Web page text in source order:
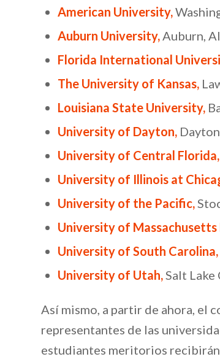
American University,
Auburn University,Auburn,
Florida International
The University of Kansas,
Louisiana State University,
University of Dayton,
University of Central Florida,
University of Illinois at
University of the Pacific,
University of Massachusetts
University of South Carolina,
University of Utah,Salt Lake
Así mismo, a partir de ahora, el
representantes de las
estudiantes meritorios recibirán